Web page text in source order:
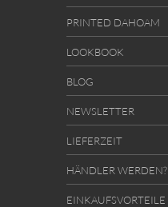
PRINTED DAHOAM
LOOKBOOK
BLOG
NEWSLETTER
LIEFERZEIT
HÄNDLER WERDEN?
EINKAUFSVORTEILE